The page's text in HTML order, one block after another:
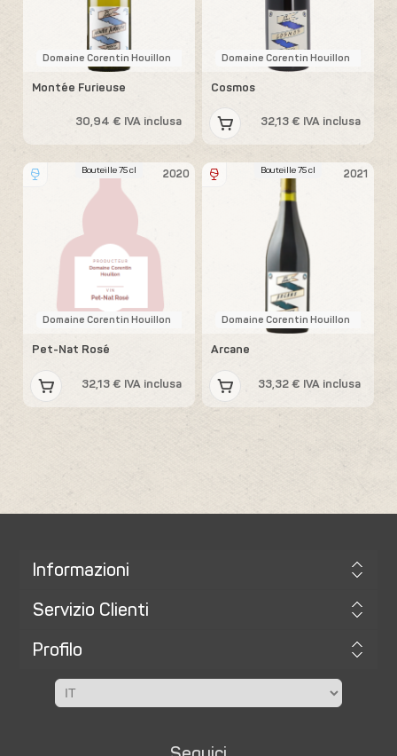
Domaine Corentin Houillon
Montée Furieuse
30,94 € IVA inclusa
Domaine Corentin Houillon
Cosmos
32,13 € IVA inclusa
2020
Bouteille 75 cl
Domaine Corentin Houillon
Pet-Nat Rosé
32,13 € IVA inclusa
2021
Bouteille 75 cl
Domaine Corentin Houillon
Arcane
33,32 € IVA inclusa
Informazioni
Servizio Clienti
Profilo